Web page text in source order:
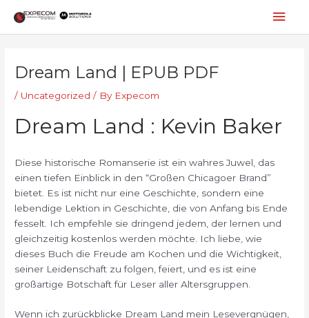
content
Dream Land | EPUB PDF
/ Uncategorized / By Expecom
Dream Land : Kevin Baker
Diese historische Romanserie ist ein wahres Juwel, das
einen tiefen Einblick in den “Großen Chicagoer Brand”
bietet. Es ist nicht nur eine Geschichte, sondern eine
lebendige Lektion in Geschichte, die von Anfang bis Ende
fesselt. Ich empfehle sie dringend jedem, der lernen und
gleichzeitig kostenlos werden möchte. Ich liebe, wie
dieses Buch die Freude am Kochen und die Wichtigkeit,
seiner Leidenschaft zu folgen, feiert, und es ist eine
großartige Botschaft für Leser aller Altersgruppen.
Wenn ich zurückblicke Dream Land mein Lesevergnügen,